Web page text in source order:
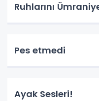
Ruhlarını
Pes etmedi
Ayak Sesleri!